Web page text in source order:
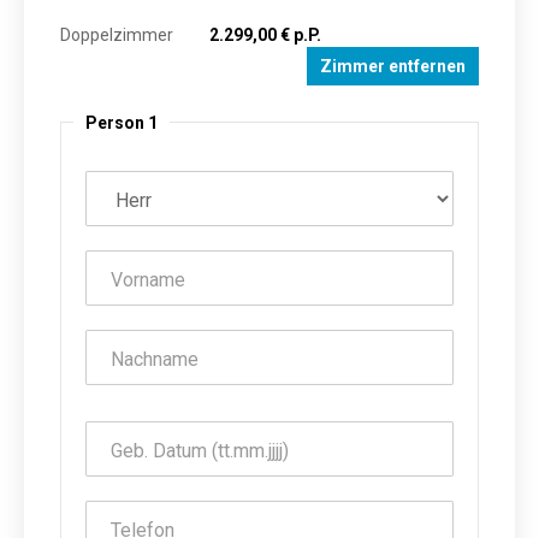
Doppelzimmer
2.299,00 € p.P.
Zimmer entfernen
Person 1